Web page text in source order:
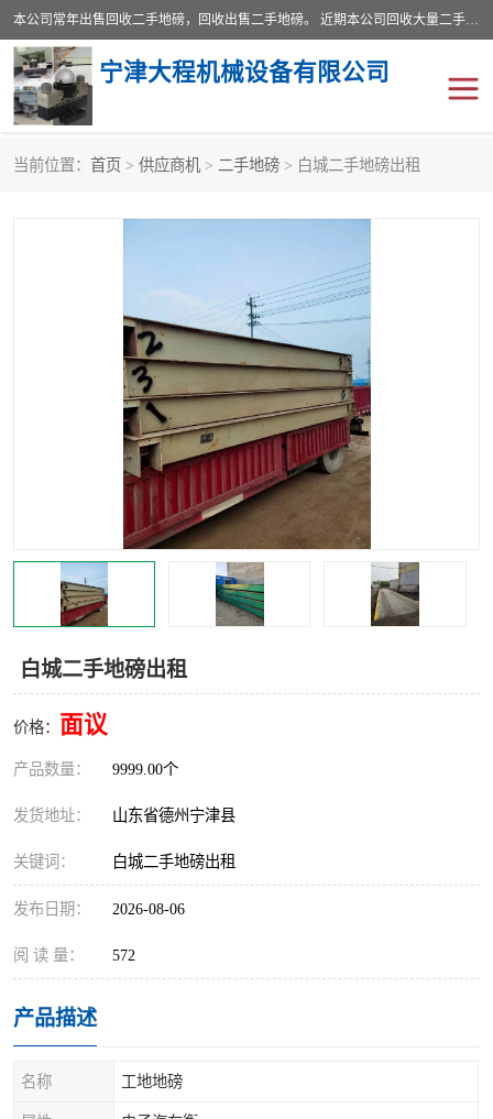
本公司常年出售回收二手地磅，回收出售二手地磅。 近期本公司回收大量二手地磅，型号齐全，宽度从2米到3.5米，长度5米到25米，承重吨位从10到200吨，成色7—9成新。 ? 使用年限6个月至2年，产品来源于个人闲置品，工矿企业停用品，因小换大而来。 精准度和新的一样， 二手地磅是内行人的选择，打个电话就省钱朋友您好等什么
宁津大程机械设备有限公司
当前位置： 首页 > 供应商机 > 二手地磅 > 白城二手地磅出租
白城二手地磅出租
价格： 面议
产品数量： 9999.00个
发货地址： 山东省德州宁津县
关键词： 白城二手地磅出租
发布日期： 2026-08-06
阅 读 量： 572
产品描述
名称 工地地磅
食品烘干机
装载机电子秤 输送机
半自动输送机 全自动输送机
食品螺旋塔
木材撕碎机
塑料撕碎机